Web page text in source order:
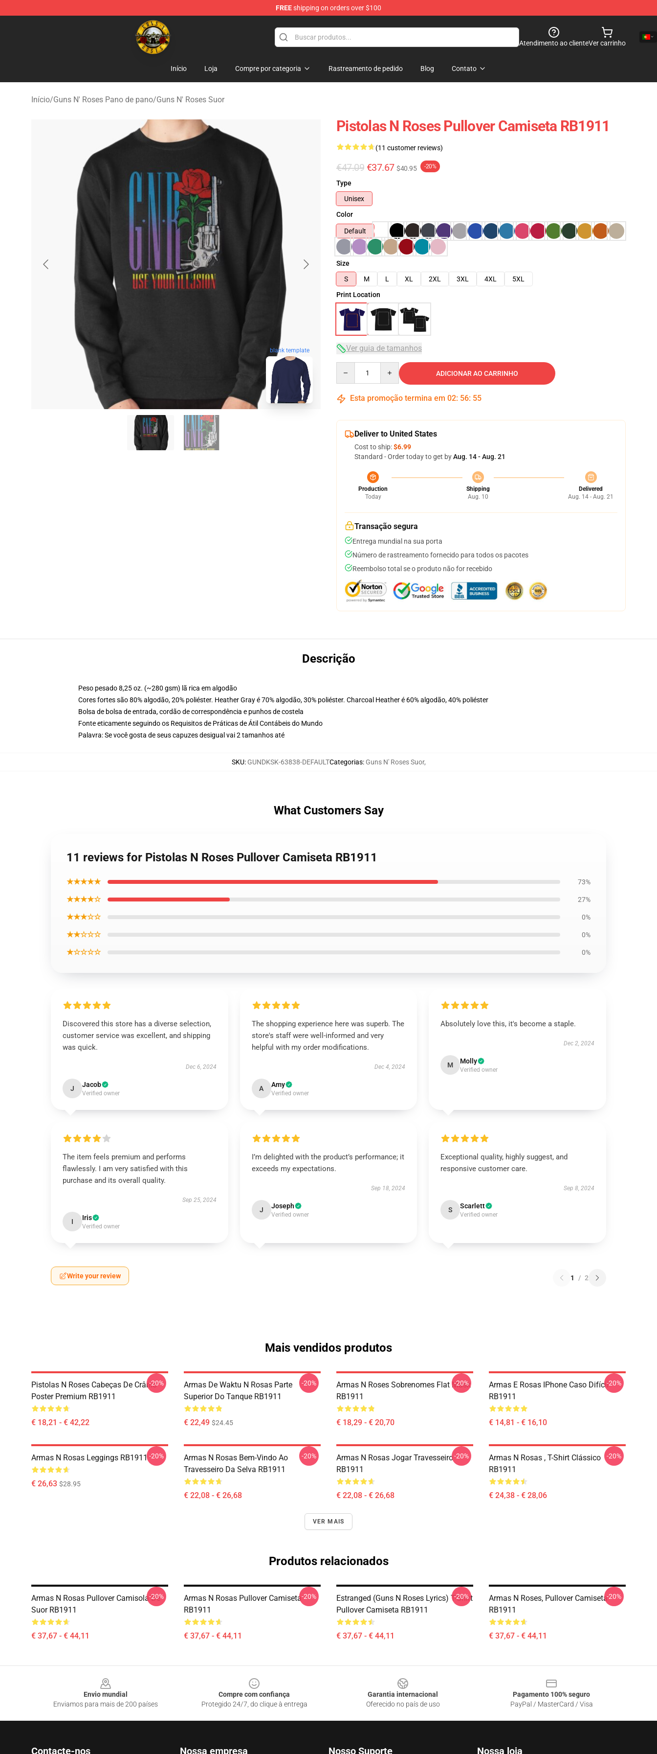
FREEshipping on orders over $100
Guns N' Roses Store - Official Guns N' Roses Merchandise Shop
Atendimento ao clienteVer carrinho
Início Loja Compre por categoria Rastreamento de pedido Blog Contato
Início/Guns N' Roses Pano de pano/Guns N' Roses Suor
blank template
Pistolas N Roses Pullover Camiseta RB1911
(11 customer reviews)
€47.09 €37.67 $40.95 -20%
Type
Unisex
Color
Default
Size
S
M L XL 2XL 3XL 4XL
5XL
Print Location
Ver guia de tamanhos
ADICIONAR AO CARRINHO
Esta promoção termina em 02: 56: 54
Deliver to United States
Cost to ship:$6.99
Standard - Order today to get byAug. 14 - Aug. 21
Production
Today
Shipping
Aug. 10
Delivered
Aug. 14 - Aug. 21
Transação segura
Entrega mundial na sua porta
Número de rastreamento fornecido para todos os pacotes
Reembolso total se o produto não for recebido
Descrição
Peso pesado 8,25 oz. (~280 gsm) lã rica em algodão
Cores fortes são 80% algodão, 20% poliéster. Heather Gray é 70% algodão, 30% poliéster. Charcoal Heather é 60% algodão, 40% poliéster
Bolsa de bolsa de entrada, cordão de correspondência e punhos de costela
Fonte eticamente seguindo os Requisitos de Práticas de Átil Contábeis do Mundo
Palavra: Se você gosta de seus capuzes desigual vai 2 tamanhos até
SKU: GUNDKSK-63838-DEFAULTCategorias: Guns N' Roses Suor,
What Customers Say
11 reviews for Pistolas N Roses Pullover Camiseta RB1911
★★★★★ 73%
★★★★☆ 27%
★★★☆☆ 0%
★★☆☆☆ 0%
★☆☆☆☆ 0%
Discovered this store has a diverse selection,
customer service was excellent, and shipping
was quick.
Dec 6, 2024
J Jacob
Verified owner
The shopping experience here was superb. The
store's staff were well-informed and very
helpful with my order modifications.
Dec 4, 2024
A Amy
Verified owner
Absolutely love this, it's become a staple.
Dec 2, 2024
M Molly
Verified owner
The item feels premium and performs
flawlessly. I am very satisfied with this
purchase and its overall quality.
Sep 25, 2024
I Iris
Verified owner
I’m delighted with the product’s performance; it
exceeds my expectations.
Sep 18, 2024
J Joseph
Verified owner
Exceptional quality, highly suggest, and
responsive customer care.
Sep 8, 2024
S Scarlett
Verified owner
Write your review 1 / 2
Mais vendidos produtos
Pistolas N Roses Cabeças De Crânio
Poster Premium RB1911
€ 18,21 - € 42,22
-20%
Armas De Waktu N Rosas Parte
Superior Do Tanque RB1911
€ 22,49 $24.45
-20%
Armas N Roses Sobrenomes Flat Mask
RB1911
€ 18,29 - € 20,70
-20%
Armas E Rosas IPhone Caso Difícil
RB1911
€ 14,81 - € 16,10
-20%
Armas N Rosas Leggings RB1911
€ 26,63 $28.95
-20%
Armas N Rosas Bem-Vindo Ao
Travesseiro Da Selva RB1911
€ 22,08 - € 26,68
-20%
Armas N Rosas Jogar Travesseiro
RB1911
€ 22,08 - € 26,68
-20%
Armas N Rosas , T-Shirt Clássico
RB1911
€ 24,38 - € 28,06
-20%
VER MAIS
Produtos relacionados
Armas N Rosas Pullover Camisola De
Suor RB1911
€ 37,67 - € 44,11
-20%
Armas N Rosas Pullover Camiseta
RB1911
€ 37,67 - € 44,11
-20%
Estranged (Guns N Roses Lyrics) T-Shirt
Pullover Camiseta RB1911
€ 37,67 - € 44,11
-20%
Armas N Roses, Pullover Camiseta
RB1911
€ 37,67 - € 44,11
-20%
Envio mundial
Enviamos para mais de 200 países
Compre com confiança
Protegido 24/7, do clique à entrega
Garantia internacional
Oferecido no país de uso
Pagamento 100% seguro
PayPal / MasterCard / Visa
Contacte-nos Nossa empresa Nosso Suporte Nossa loja